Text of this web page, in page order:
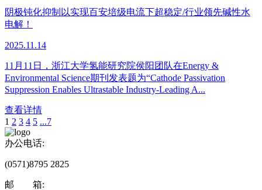
阴极钝化抑制以实现百安培级电流下超稳定/行业领先碱性水
电解！
2025.11.14
11月11日，浙江大学氢能研究院侯阳团队在Energy &
Environmental Science期刊发表题为“Cathode Passivation
Suppression Enables Ultrastable Industry-Leading A...
查看详情
1 2 3 4 5 ...7
办公电话:
(0571)8795 2825
邮 箱: